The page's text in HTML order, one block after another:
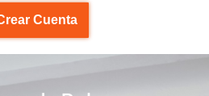
Cuenta